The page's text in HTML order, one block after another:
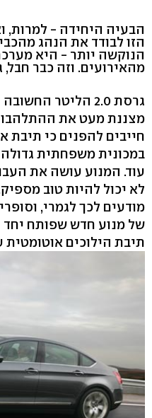
הבעיה היחידה - למרות,
הזו לבודד את הנהג
הנוקשה יותר - היא
מהאירועים. וזה כבר
גרסת 2.0 הליטר
מצננת מעט את
חייבים להפנים כי תיבת
במכונית משפחתית
עוד. המנוע עושה את
לא יכול להיות טוב
מודעים לכך לגמרי,
תיבת הילוכים אוטומטית